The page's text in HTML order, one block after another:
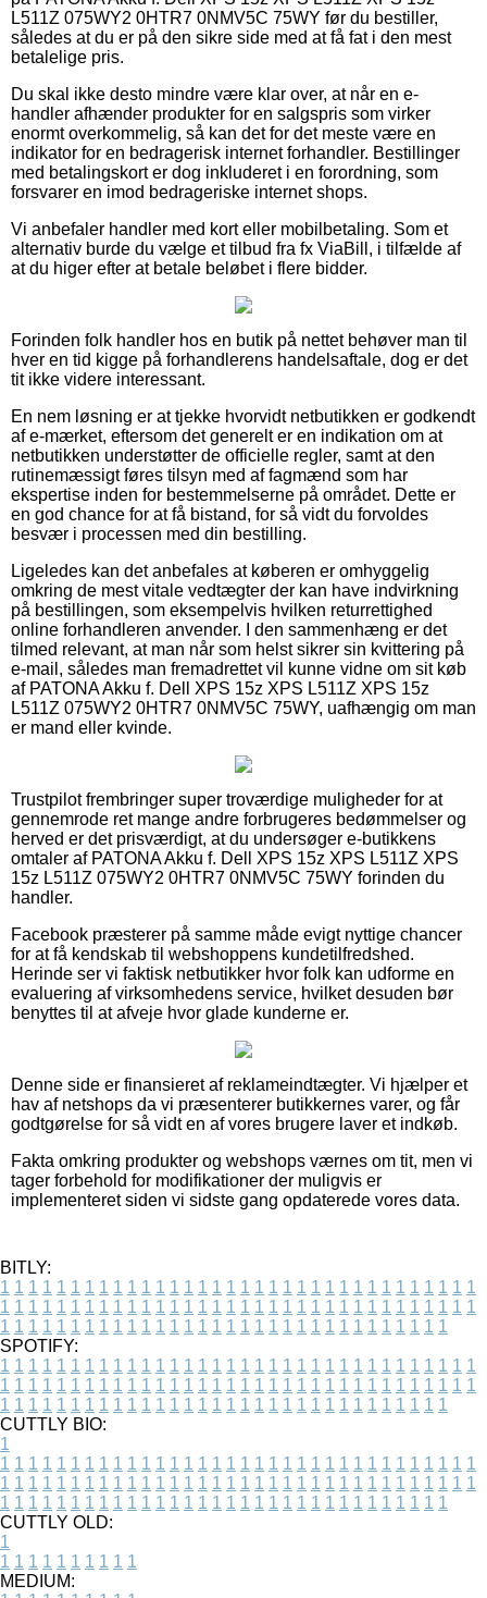
L511Z 075WY2 0HTR7 0NMV5C 75WY før du bestiller,
således at du er på den sikre side med at få fat i den mest
betalelige pris.
Du skal ikke desto mindre være klar over, at når en e-
handler afhænder produkter for en salgspris som virker
enormt overkommelig, så kan det for det meste være en
indikator for en bedragerisk internet forhandler. Bestillinger
med betalingskort er dog inkluderet i en forordning, som
forsvarer en imod bedrageriske internet shops.
Vi anbefaler handler med kort eller mobilbetaling. Som et
alternativ burde du vælge et tilbud fra fx ViaBill, i tilfælde af
at du higer efter at betale beløbet i flere bidder.
Forinden folk handler hos en butik på nettet behøver man til
hver en tid kigge på forhandlerens handelsaftale, dog er det
tit ikke videre interessant.
En nem løsning er at tjekke hvorvidt netbutikken er godkendt
af e-mærket, eftersom det generelt er en indikation om at
netbutikken understøtter de officielle regler, samt at den
rutinemæssigt føres tilsyn med af fagmænd som har
ekspertise inden for bestemmelserne på området. Dette er
en god chance for at få bistand, for så vidt du forvoldes
besvær i processen med din bestilling.
Ligeledes kan det anbefales at køberen er omhyggelig
omkring de mest vitale vedtægter der kan have indvirkning
på bestillingen, som eksempelvis hvilken returrettighed
online forhandleren anvender. I den sammenhæng er det
tilmed relevant, at man når som helst sikrer sin kvittering på
e-mail, således man fremadrettet vil kunne vidne om sit køb
af PATONA Akku f. Dell XPS 15z XPS L511Z XPS 15z
L511Z 075WY2 0HTR7 0NMV5C 75WY, uafhængig om man
er mand eller kvinde.
Trustpilot frembringer super troværdige muligheder for at
gennemrode ret mange andre forbrugeres bedømmelser og
herved er det prisværdigt, at du undersøger e-butikkens
omtaler af PATONA Akku f. Dell XPS 15z XPS L511Z XPS
15z L511Z 075WY2 0HTR7 0NMV5C 75WY forinden du
handler.
Facebook præsterer på samme måde evigt nyttige chancer
for at få kendskab til webshoppens kundetilfredshed.
Herinde ser vi faktisk netbutikker hvor folk kan udforme en
evaluering af virksomhedens service, hvilket desuden bør
benyttes til at afveje hvor glade kunderne er.
Denne side er finansieret af reklameindtægter. Vi hjælper et
hav af netshops da vi præsenterer butikkernes varer, og får
godtgørelse for så vidt en af vores brugere laver et indkøb.
Fakta omkring produkter og webshops værnes om tit, men vi
tager forbehold for modifikationer der muligvis er
implementeret siden vi sidste gang opdaterede vores data.
BITLY:
1 1 1 1 1 1 1 1 1 1 1 1 1 1 1 1 1 1 1 1 1 1 1 1 1 1 1 1 1 1 1 1 1 1
1 1 1 1 1 1 1 1 1 1 1 1 1 1 1 1 1 1 1 1 1 1 1 1 1 1 1 1 1 1 1 1 1 1
1 1 1 1 1 1 1 1 1 1 1 1 1 1 1 1 1 1 1 1 1 1 1 1 1 1 1 1 1 1 1 1
SPOTIFY:
1 1 1 1 1 1 1 1 1 1 1 1 1 1 1 1 1 1 1 1 1 1 1 1 1 1 1 1 1 1 1 1 1 1
1 1 1 1 1 1 1 1 1 1 1 1 1 1 1 1 1 1 1 1 1 1 1 1 1 1 1 1 1 1 1 1 1 1
1 1 1 1 1 1 1 1 1 1 1 1 1 1 1 1 1 1 1 1 1 1 1 1 1 1 1 1 1 1 1 1
CUTTLY BIO:
1
1 1 1 1 1 1 1 1 1 1 1 1 1 1 1 1 1 1 1 1 1 1 1 1 1 1 1 1 1 1 1 1 1 1
1 1 1 1 1 1 1 1 1 1 1 1 1 1 1 1 1 1 1 1 1 1 1 1 1 1 1 1 1 1 1 1 1 1
1 1 1 1 1 1 1 1 1 1 1 1 1 1 1 1 1 1 1 1 1 1 1 1 1 1 1 1 1 1 1 1
CUTTLY OLD:
1
1 1 1 1 1 1 1 1 1 1
MEDIUM: